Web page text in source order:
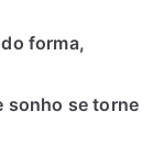
forma,
sonho se torne